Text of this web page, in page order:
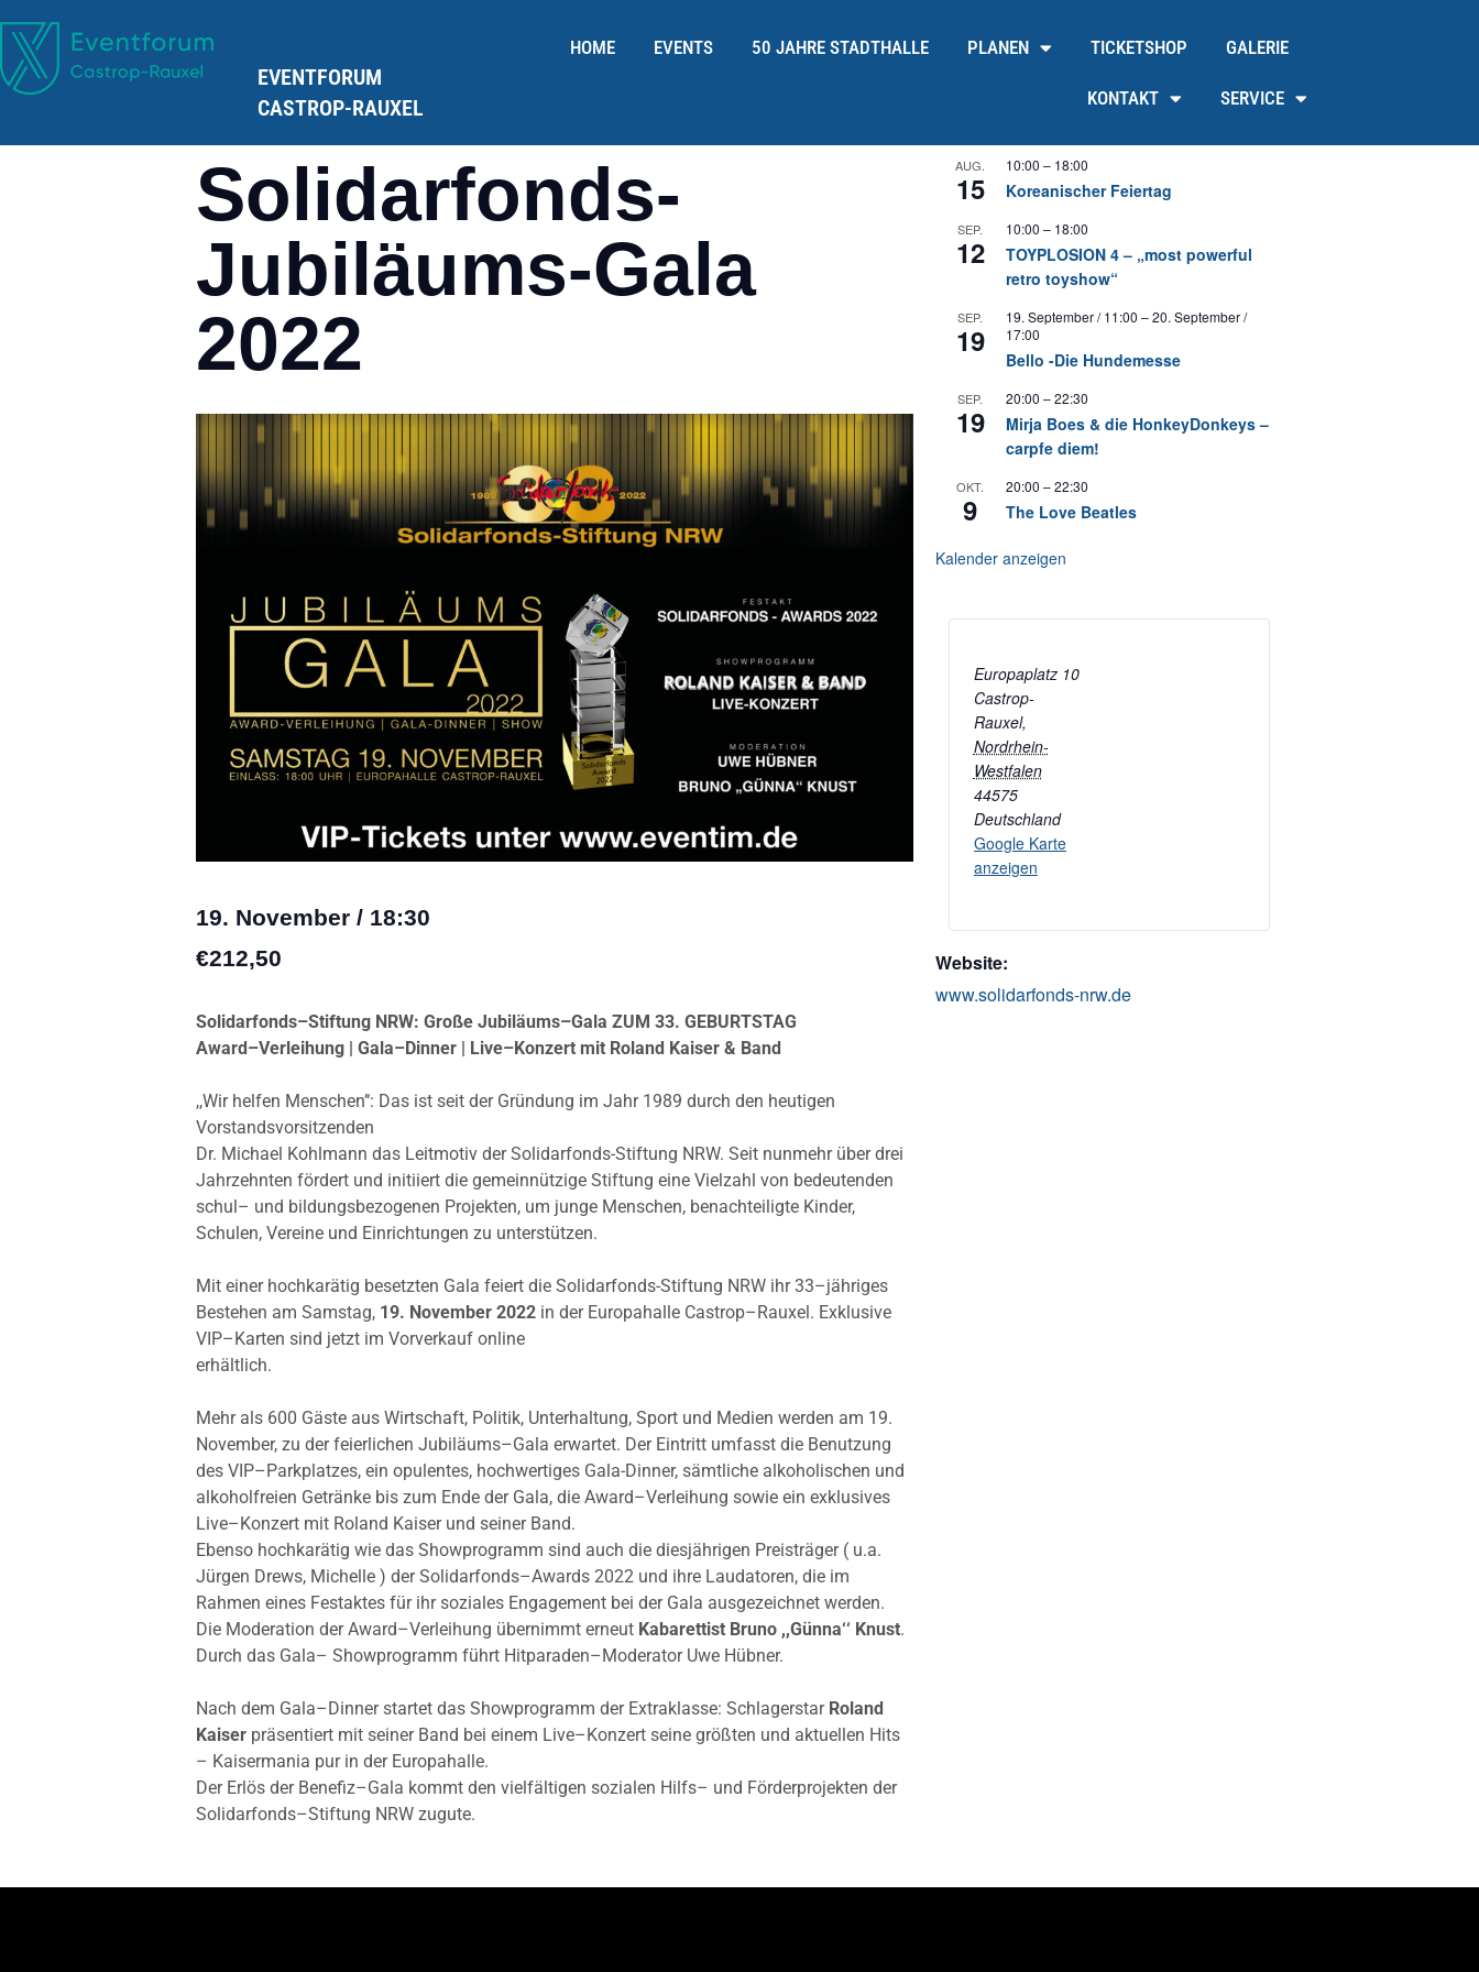
EVENTFORUM
CASTROP-RAUXEL
HOME EVENTS 50 JAHRE STADTHALLE PLANEN TICKETSHOP GALERIE
KONTAKT SERVICE
Solidarfonds-
Jubiläums-Gala
2022
19. November / 18:30
€212,50
Solidarfonds–Stiftung NRW: Große Jubiläums–Gala ZUM 33. GEBURTSTAG
Award–Verleihung | Gala–Dinner | Live–Konzert mit Roland Kaiser & Band
,,Wir helfen Menschen’‘: Das ist seit der Gründung im Jahr 1989 durch den heutigen
Vorstandsvorsitzenden
Dr. Michael Kohlmann das Leitmotiv der Solidarfonds-Stiftung NRW. Seit nunmehr über drei
Jahrzehnten fördert und initiiert die gemeinnützige Stiftung eine Vielzahl von bedeutenden
schul– und bildungsbezogenen Projekten, um junge Menschen, benachteiligte Kinder,
Schulen, Vereine und Einrichtungen zu unterstützen.
Mit einer hochkarätig besetzten Gala feiert die Solidarfonds-Stiftung NRW ihr 33–jähriges
Bestehen am Samstag, 19. November 2022 in der Europahalle Castrop–Rauxel. Exklusive
VIP–Karten sind jetzt im Vorverkauf online
erhältlich.
Mehr als 600 Gäste aus Wirtschaft, Politik, Unterhaltung, Sport und Medien werden am 19.
November, zu der feierlichen Jubiläums–Gala erwartet. Der Eintritt umfasst die Benutzung
des VIP–Parkplatzes, ein opulentes, hochwertiges Gala-Dinner, sämtliche alkoholischen und
alkoholfreien Getränke bis zum Ende der Gala, die Award–Verleihung sowie ein exklusives
Live–Konzert mit Roland Kaiser und seiner Band.
Ebenso hochkarätig wie das Showprogramm sind auch die diesjährigen Preisträger ( u.a.
Jürgen Drews, Michelle ) der Solidarfonds–Awards 2022 und ihre Laudatoren, die im
Rahmen eines Festaktes für ihr soziales Engagement bei der Gala ausgezeichnet werden.
Die Moderation der Award–Verleihung übernimmt erneut Kabarettist Bruno ,,Günna‘‘ Knust.
Durch das Gala– Showprogramm führt Hitparaden–Moderator Uwe Hübner.
Nach dem Gala–Dinner startet das Showprogramm der Extraklasse: SchlagerstarRoland
Kaiser präsentiert mit seiner Band bei einem Live–Konzert seine größten und aktuellen Hits
– Kaisermania pur in der Europahalle.
Der Erlös der Benefiz–Gala kommt den vielfältigen sozialen Hilfs– und Förderprojekten der
Solidarfonds–Stiftung NRW zugute.
AUG.
15
10:00 – 18:00
Koreanischer Feiertag
SEP.
12
10:00 – 18:00
TOYPLOSION 4 – „most powerful
retro toyshow“
SEP.
19
19. September / 11:00 –20. September /
17:00
Bello -Die Hundemesse
SEP.
19
20:00 –22:30
Mirja Boes & die HonkeyDonkeys –
carpfe diem!
OKT.
9
20:00 –22:30
The Love Beatles
Kalender anzeigen
Europaplatz 10
Castrop-
Rauxel,
Nordrhein-
Westfalen
44575
Deutschland
Google Karte
anzeigen
Website:
www.solidarfonds-nrw.de